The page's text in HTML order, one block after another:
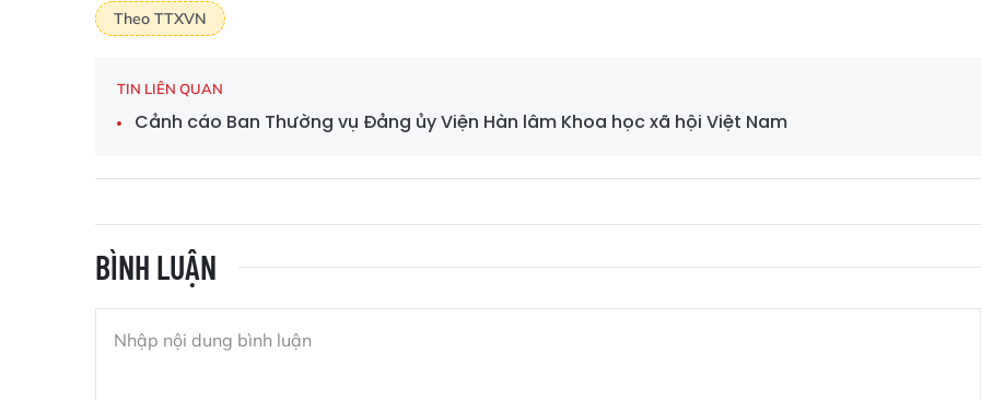
Theo TTXVN
TIN LIÊN QUAN
Cảnh cáo Ban Thường vụ Đảng ủy Viện Hàn lâm Khoa học xã hội Việt Nam
BÌNH LUẬN